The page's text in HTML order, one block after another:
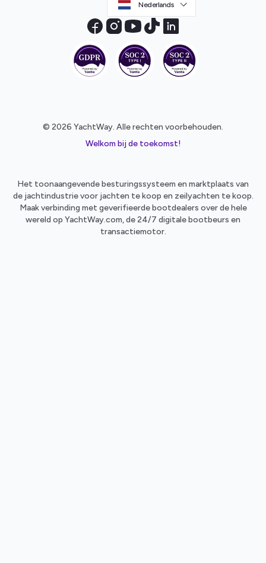
Nederlands
© 2026 YachtWay. Alle rechten voorbehouden.
Welkom bij de toekomst!
Het toonaangevende besturingssysteem en marktplaats van
de jachtindustrie voor jachten te koop en zeilyachten te koop.
Maak verbinding met geverifieerde bootdealers over de hele
wereld op YachtWay.com, de 24/7 digitale bootbeurs en
transactiemotor.